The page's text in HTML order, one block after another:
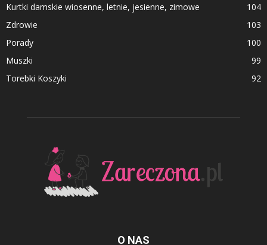
Kurtki damskie wiosenne, letnie, jesienne, zimowe
104
Zdrowie
103
Porady
100
Muszki
99
Torebki Koszyki
92
O NAS